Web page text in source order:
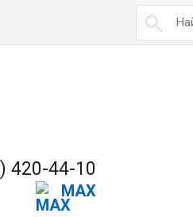

420-44-10
MAX